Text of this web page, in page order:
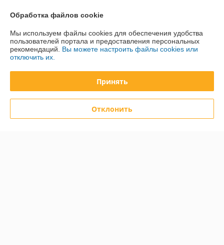
Показать все отзывы
О нас
Доставка и оплата
Обработка файлов cookie
Мы используем файлы cookies для обеспечения удобства
пользователей портала и предоставления персональных
рекомендаций. Вы можете настроить файлы cookies или
отключить их.
Принять
Отклонить